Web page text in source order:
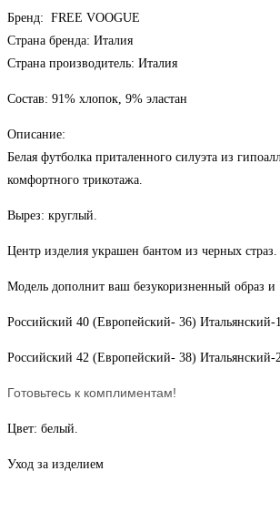
бантом
из
черных
Бренд: FREE VOOGUE
Страна бренда: Италия
Страна производитель: Италия
Состав: 91% хлопок, 9% эластан
Описание:
Белая футболка приталенного силуэта из
комфортного трикотажа.
Вырез: круглый.
Центр изделия украшен бантом из черных страз.
Модель дополнит ваш безукоризненный образ и
Российский 40 (Европейский- 36) Итальянский-1
Российский 42 (Европейский- 38) Итальянский-
Готовьтесь к комплиментам!
Цвет: белый.
Уход за изделием